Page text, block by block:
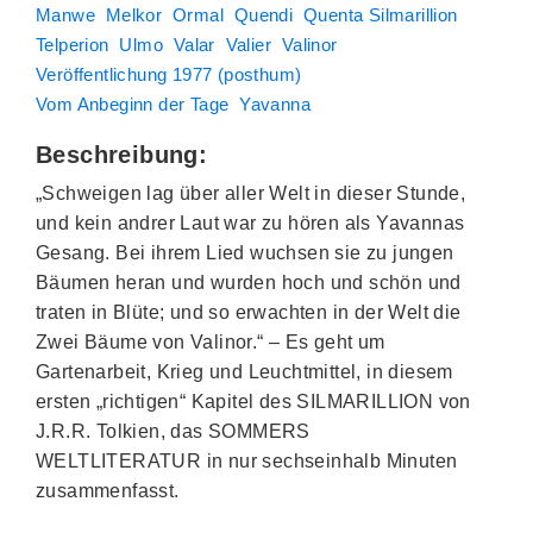
Manwe Melkor Ormal Quendi Quenta Silmarillion
Telperion Ulmo Valar Valier Valinor
Veröffentlichung 1977 (posthum)
Vom Anbeginn der Tage Yavanna
Beschreibung:
„Schweigen lag über aller Welt in dieser Stunde,
und kein andrer Laut war zu hören als Yavannas
Gesang. Bei ihrem Lied wuchsen sie zu jungen
Bäumen heran und wurden hoch und schön und
traten in Blüte; und so erwachten in der Welt die
Zwei Bäume von Valinor.“ – Es geht um
Gartenarbeit, Krieg und Leuchtmittel, in diesem
ersten „richtigen“ Kapitel des SILMARILLION von
J.R.R. Tolkien, das SOMMERS
WELTLITERATUR in nur sechseinhalb Minuten
zusammenfasst.